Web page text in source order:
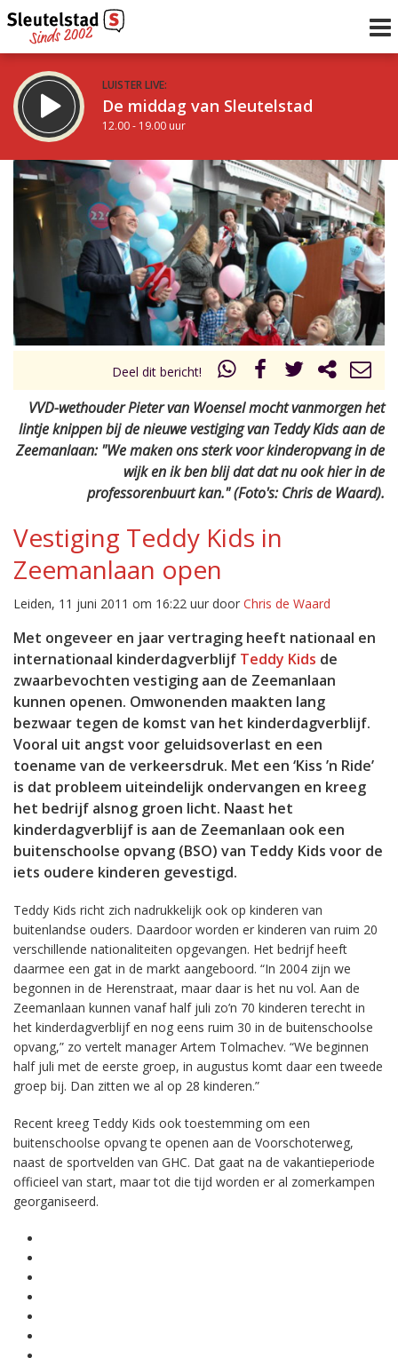
LUISTER LIVE:
De middag van Sleutelstad
12.00 - 19.00 uur
STRAKS:
De avond van Sleutelstad
19.00 - 22.00 uur
Vorig uur
uur 1 van 0 Volgend uur
Inklappen
Deel dit bericht!
VVD-wethouder Pieter van Woensel mocht vanmorgen het
lintje knippen bij de nieuwe vestiging van Teddy Kids aan de
Zeemanlaan: "We maken ons sterk voor kinderopvang in de
wijk en ik ben blij dat dat nu ook hier in de
professorenbuurt kan." (Foto's: Chris de Waard).
Vestiging Teddy Kids in
Zeemanlaan open
Leiden, 11 juni 2011 om 16:22 uur door Chris de Waard
Met ongeveer en jaar vertraging heeft nationaal en
internationaal kinderdagverblijf Teddy Kids de
zwaarbevochten vestiging aan de Zeemanlaan
kunnen openen. Omwonenden maakten lang
bezwaar tegen de komst van het kinderdagverblijf.
Vooral uit angst voor geluidsoverlast en een
toename van de verkeersdruk. Met een ‘Kiss ’n Ride’
is dat probleem uiteindelijk ondervangen en kreeg
het bedrijf alsnog groen licht. Naast het
kinderdagverblijf is aan de Zeemanlaan ook een
buitenschoolse opvang (BSO) van Teddy Kids voor de
iets oudere kinderen gevestigd.
Teddy Kids richt zich nadrukkelijk ook op kinderen van
buitenlandse ouders. Daardoor worden er kinderen van ruim 20
verschillende nationaliteiten opgevangen. Het bedrijf heeft
daarmee een gat in de markt aangeboord. “In 2004 zijn we
begonnen in de Herenstraat, maar daar is het nu vol. Aan de
Zeemanlaan kunnen vanaf half juli zo’n 70 kinderen terecht in
het kinderdagverblijf en nog eens ruim 30 in de buitenschoolse
opvang,” zo vertelt manager Artem Tolmachev. “We beginnen
half juli met de eerste groep, in augustus komt daar een tweede
groep bij. Dan zitten we al op 28 kinderen.”
Recent kreeg Teddy Kids ook toestemming om een
buitenschoolse opvang te openen aan de Voorschoterweg,
naast de sportvelden van GHC. Dat gaat na de vakantieperiode
officieel van start, maar tot die tijd worden er al zomerkampen
georganiseerd.